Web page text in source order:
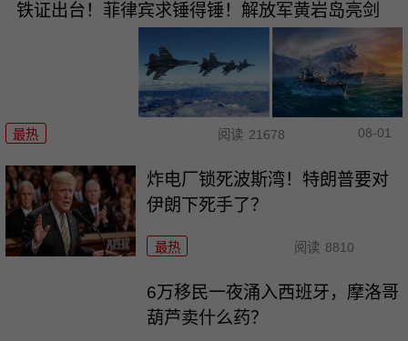
铁证出台！菲律宾求锤得锤！解放军黄岩岛亮剑
最热 阅读 21678 08-01
炸电厂锁死波斯湾！特朗普要对
伊朗下死手了？
最热 阅读 8810
6万移民一夜涌入西班牙，摩洛哥
葫芦卖什么药？